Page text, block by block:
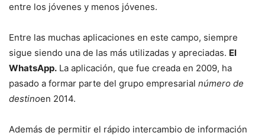
entre los jóvenes y menos jóvenes.
Entre las muchas aplicaciones en este campo, siempre
sigue siendo una de las más utilizadas y apreciadas. El
WhatsApp. La aplicación, que fue creada en 2009, ha
pasado a formar parte del grupo empresarial número de
destinoen 2014.
Además de permitir el rápido intercambio de información